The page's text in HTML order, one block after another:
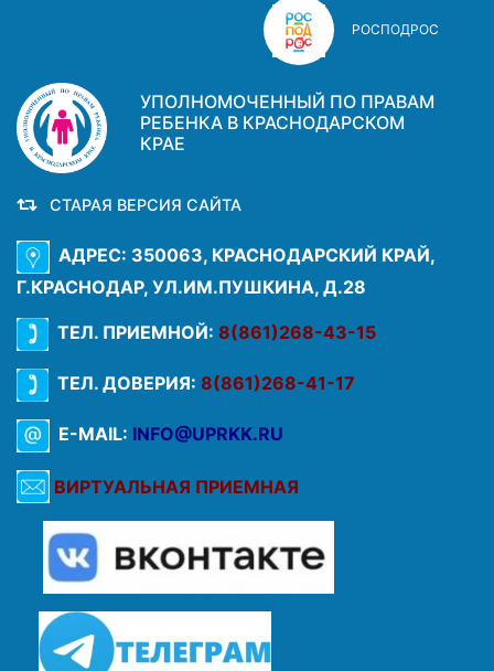
РОСПОДРОС
УПОЛНОМОЧЕННЫЙ ПО ПРАВАМ
РЕБЕНКА В КРАСНОДАРСКОМ
КРАЕ
СТАРАЯ ВЕРСИЯ САЙТА
АДРЕС: 350063, КРАСНОДАРСКИЙ КРАЙ,
Г.КРАСНОДАР, УЛ.ИМ.ПУШКИНА, Д.28
ТЕЛ. ПРИЕМНОЙ: 8(861)268-43-15
ТЕЛ. ДОВЕРИЯ: 8(861)268-41-17
E-MAIL: INFO@UPRKK.RU
ВИРТУАЛЬНАЯ ПРИЕМНАЯ